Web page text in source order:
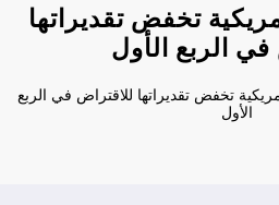
تخفض تقديراتها
الربع الأول
تخفض تقديراتها للاقتراض في الربع
الأول